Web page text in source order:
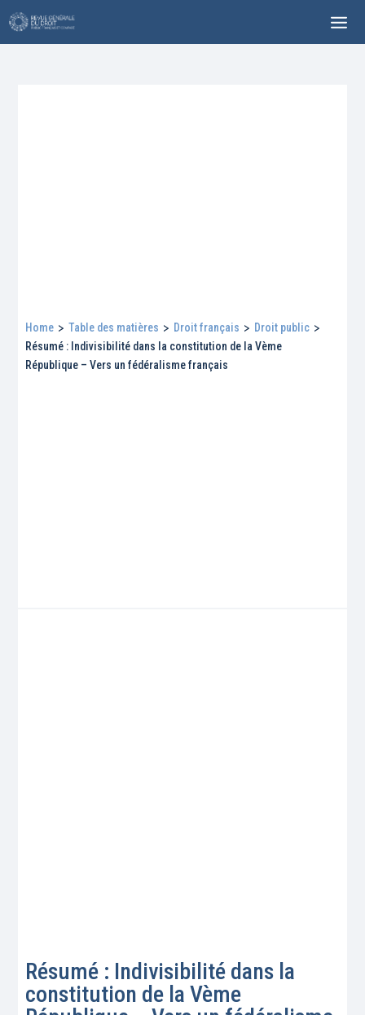
Home > Table des matières > Droit français > Droit public >
Résumé : Indivisibilité dans la constitution de la Vème
République – Vers un fédéralisme français
Résumé : Indivisibilité dans la
constitution de la Vème